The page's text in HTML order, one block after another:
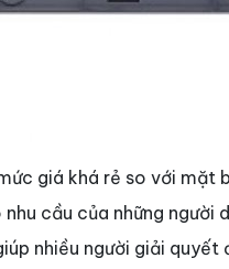
giá khá rẻ so với mặt
cầu của những người
nhiều người giải